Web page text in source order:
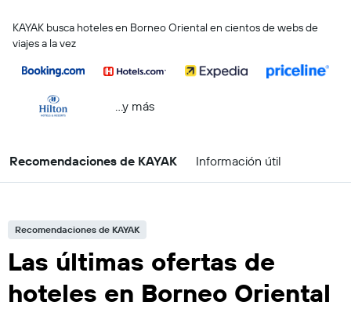
KAYAK busca hoteles en Borneo Oriental en cientos de webs de
viajes a la vez
...y más
Recomendaciones de KAYAK Información útil
Recomendaciones de KAYAK
Las últimas ofertas de
hoteles en Borneo Oriental